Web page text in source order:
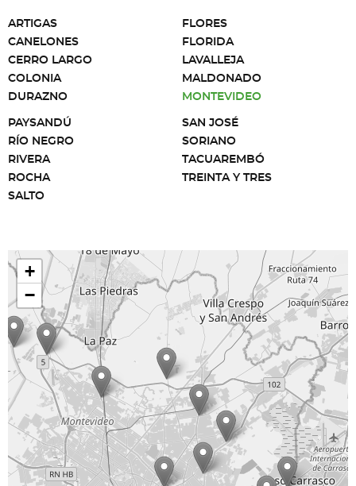
ARTIGAS
CANELONES
CERRO LARGO
COLONIA
DURAZNO
FLORES
FLORIDA
LAVALLEJA
MALDONADO
MONTEVIDEO
PAYSANDÚ
RÍO NEGRO
RIVERA
ROCHA
SALTO
SAN JOSÉ
SORIANO
TACUAREMBÓ
TREINTA Y TRES
+
−